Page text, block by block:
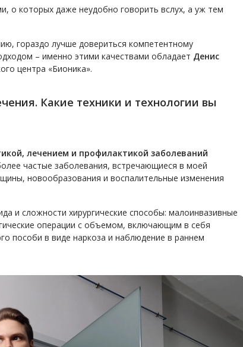
о которых даже неудобно говорить вслух, а уж тем
гораздо лучше довериться компетентному
– именно этими качествами обладает Денис
центра «Бионика».
Какие техники и технологии вы
лечением и профилактикой заболеваний
частые заболевания, встречающиеся в моей
новообразования и воспалительные изменения
и сложности хирургические способы: малоинвазивные
операции с объемом, включающим в себя
пособи в виде наркоза и наблюдение в раннем